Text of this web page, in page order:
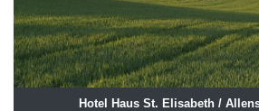
Hotel Haus St. Elisabeth /